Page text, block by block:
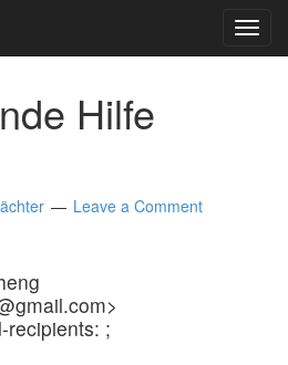
Hilfe
Leave a Comment
recipients: ;